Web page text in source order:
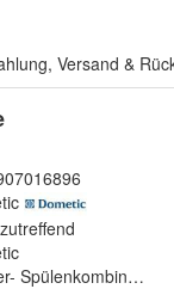
Versand &
Spülenkombination